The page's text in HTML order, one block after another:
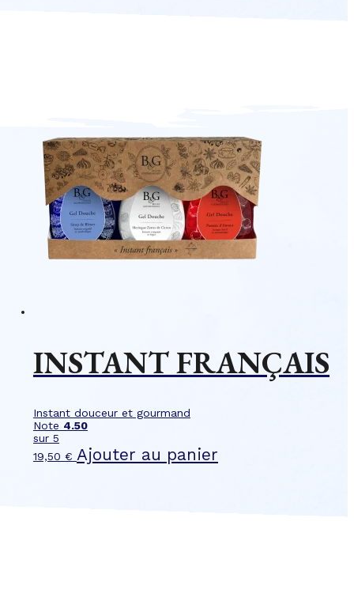
INSTANT FRANÇAIS
Instant douceur et gourmand
Note 4.50
sur 5
19,50 € Ajouter au panier